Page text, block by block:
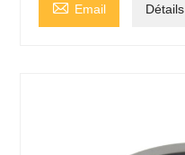
 Email Détails